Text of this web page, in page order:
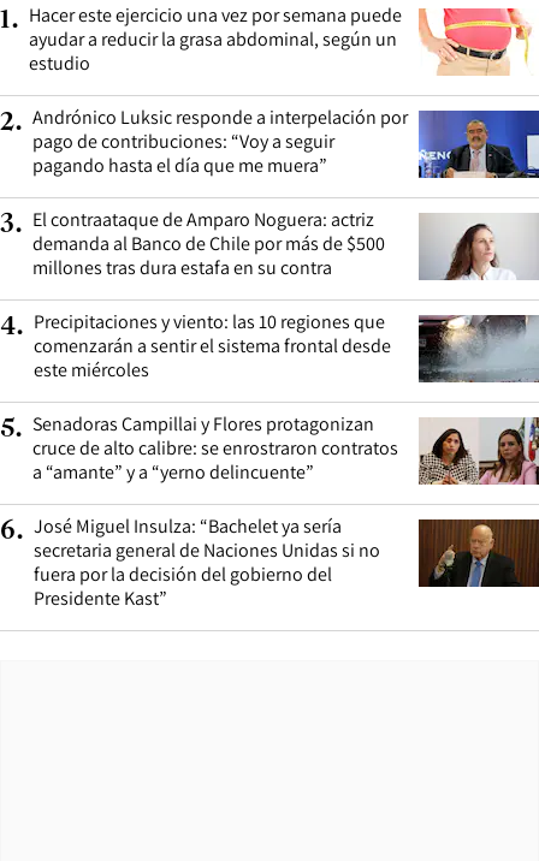
1. Hacer este ejercicio una vez por semana puede
ayudar a reducir la grasa abdominal, según un
estudio
2. Andrónico Luksic responde a interpelación por
pago de contribuciones: “Voy a seguir
pagando hasta el día que me muera”
3. El contraataque de Amparo Noguera: actriz
demanda al Banco de Chile por más de $500
millones tras dura estafa en su contra
4. Precipitaciones y viento: las 10 regiones que
comenzarán a sentir el sistema frontal desde
este miércoles
5. Senadoras Campillai y Flores protagonizan
cruce de alto calibre: se enrostraron contratos
a “amante” y a “yerno delincuente”
6. José Miguel Insulza: “Bachelet ya sería
secretaria general de Naciones Unidas si no
fuera por la decisión del gobierno del
Presidente Kast”